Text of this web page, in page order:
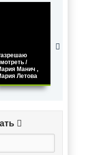
/
Манич ,
Летова